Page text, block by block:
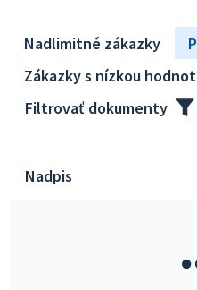
Nadlimitné zákazky
Zákazky s nízkou
Filtrovať dokumenty
Nadpis